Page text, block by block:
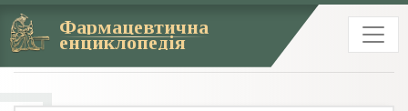
Фармацевтична
енциклопедія